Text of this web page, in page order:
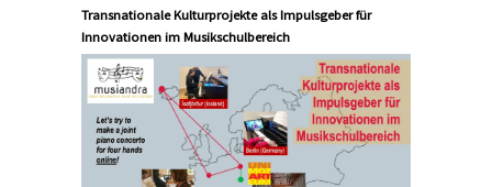
Transnationale Kulturprojekte als Impulsgeber für
Innovationen im Musikschulbereich